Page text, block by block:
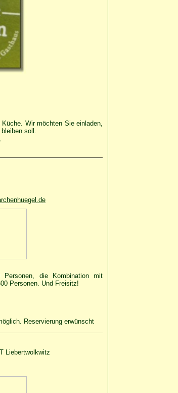
Wir möchten Sie einladen,
soll.
die Kombination mit
Personen. Und Freisitz!
Reservierung erwünscht
Liebertwolkwitz